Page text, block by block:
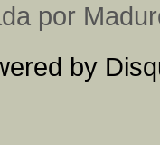
por
by